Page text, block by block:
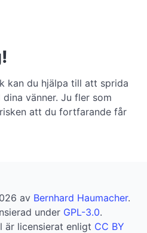
kan du hjälpa till att sprida
vänner. Ju fler som
att du fortfarande får
av Bernhard Haumacher.
under GPL-3.0.
är licensierat enligt CC BY